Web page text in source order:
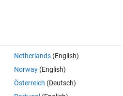
Afficher commentaires plus
Netherlands(English)
Norway(English)
Österreich (Deutsch)